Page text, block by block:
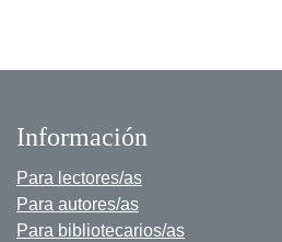
Información
Para lectores/as
Para autores/as
Para bibliotecarios/as